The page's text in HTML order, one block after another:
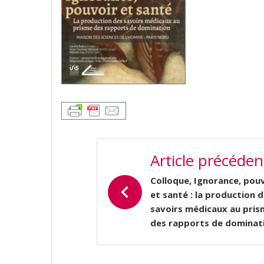
L’ARTICLE
Article
Colloque, Ignorance,
et santé : la production
savoirs médicaux au
des rapports de